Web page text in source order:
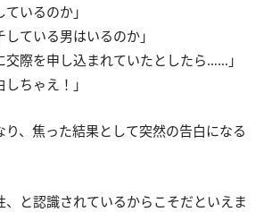
いるのか」
している男はいるのか」
交際を申し込まれていたとしたら……」
しちゃえ！」
り、焦った結果として突然の告白になる
、と認識されているからこそだといえま